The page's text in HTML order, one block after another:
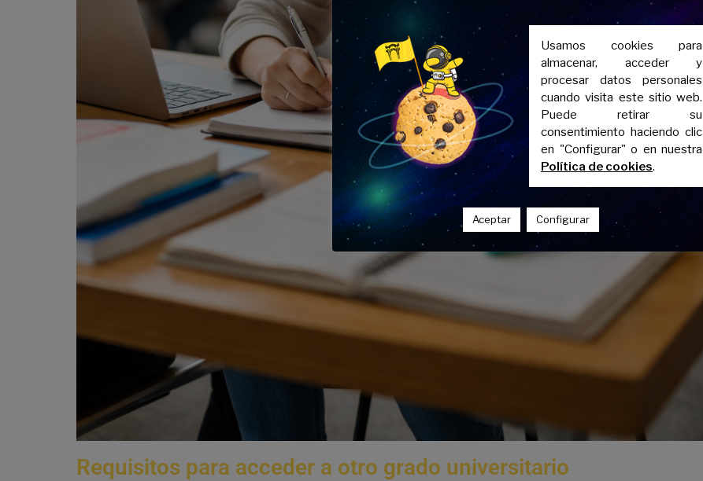
Requisitos para acceder a otro grado universitario
Usamos cookies para
almacenar, acceder y
procesar datos personales
cuando visita este sitio web.
Puede retirar su
consentimiento haciendo clic
en "Configurar" o en nuestra
Política de cookies.
Aceptar Configurar